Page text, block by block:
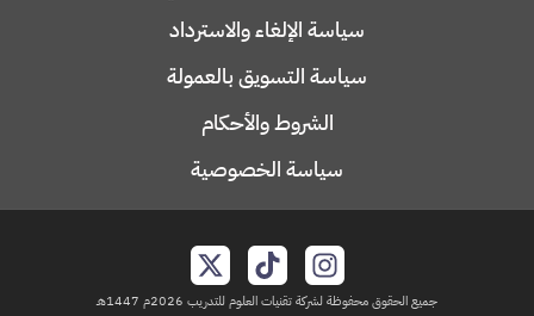
سياسة الإلغاء والاسترداد
سياسة التسويق بالعمولة
الشروط والأحكام
سياسة الخصوصية
جميع الحقوق محفوظة لشركة تقنيات العلوم للتدريب 2026م 1447هـ